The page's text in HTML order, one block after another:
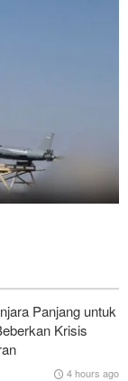
Penuh
Ansarullah,
Panjang untuk
Krisis
4 hours ago